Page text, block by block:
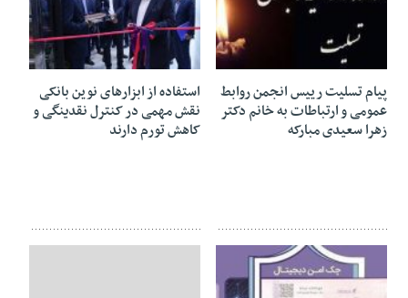
پیام تسلیت رییس انجمن روابط
عمومی و ارتباطات به خانم دکتر
زهرا سعیدی مبارکه
استفاده از ابزارهای نوین بانکی
نقش مهمی در کنترل نقدینگی و
کاهش تورم دارند